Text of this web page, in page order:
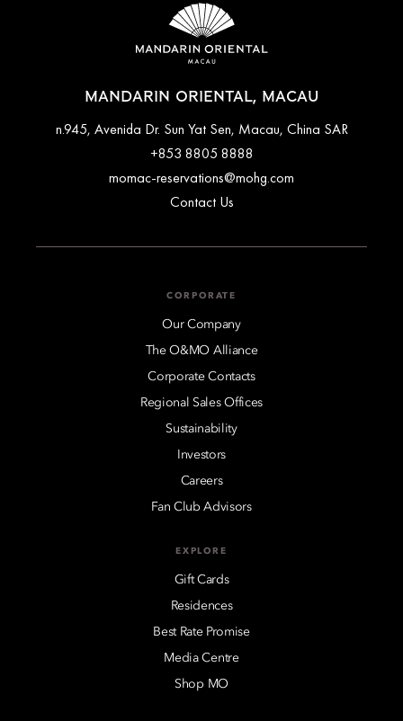
MANDARIN ORIENTAL, MACAU
n.945, Avenida Dr. Sun Yat Sen, Macau, China SAR
+853 8805 8888
momac-reservations@mohg.com
Contact Us
CORPORATE
Our Company
The O&MO Alliance
Corporate Contacts
Regional Sales Offices
Sustainability
Investors
Careers
Fan Club Advisors
EXPLORE
Gift Cards
Residences
Best Rate Promise
Media Centre
Shop MO